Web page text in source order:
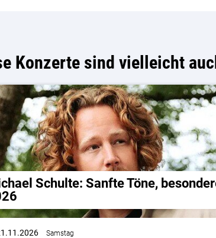
Konzerte sind vielleicht
Schulte: Sanfte Töne,
Samstag